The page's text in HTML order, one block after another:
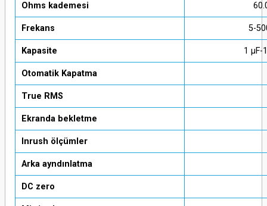
Ohms kademesi
Frekans 5-
Kapasite 1 μF-
Otomatik Kapatma
True RMS
Ekranda bekletme
Inrush ölçümler
Arka ayndınlatma
DC zero